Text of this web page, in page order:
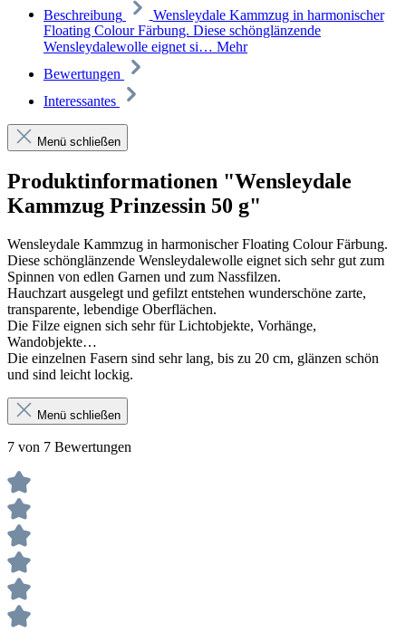
Beschreibung
Wensleydale Kammzug in harmonischer
Floating Colour Färbung. Diese schönglänzende
Wensleydalewolle eignet si… Mehr
Bewertungen
Interessantes
Menü schließen
Produktinformationen "Wensleydale
Kammzug Prinzessin 50 g"
Wensleydale Kammzug in harmonischer Floating Colour Färbung.
Diese schönglänzende Wensleydalewolle eignet sich sehr gut zum
Spinnen von edlen Garnen und zum Nassfilzen.
Hauchzart ausgelegt und gefilzt entstehen wunderschöne zarte,
transparente, lebendige Oberflächen.
Die Filze eignen sich sehr für Lichtobjekte, Vorhänge,
Wandobjekte…
Die einzelnen Fasern sind sehr lang, bis zu 20 cm, glänzen schön
und sind leicht lockig.
Menü schließen
7 von 7 Bewertungen